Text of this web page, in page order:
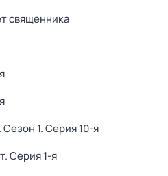
священника
. Сезон 1. Серия 10-я
. Серия 1-я